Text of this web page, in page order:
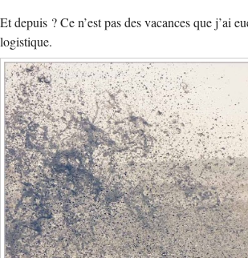
Et depuis ? Ce n’est pas des vacances que j’ai
logistique.